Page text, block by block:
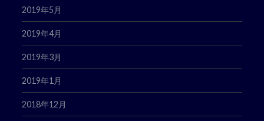
2019年5月
2019年4月
2019年3月
2019年1月
2018年12月